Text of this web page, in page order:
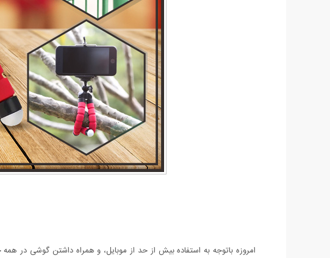
امروزه باتوجه به استفاده بیش از حد از موبایل، و همراه داشتن گوشی در